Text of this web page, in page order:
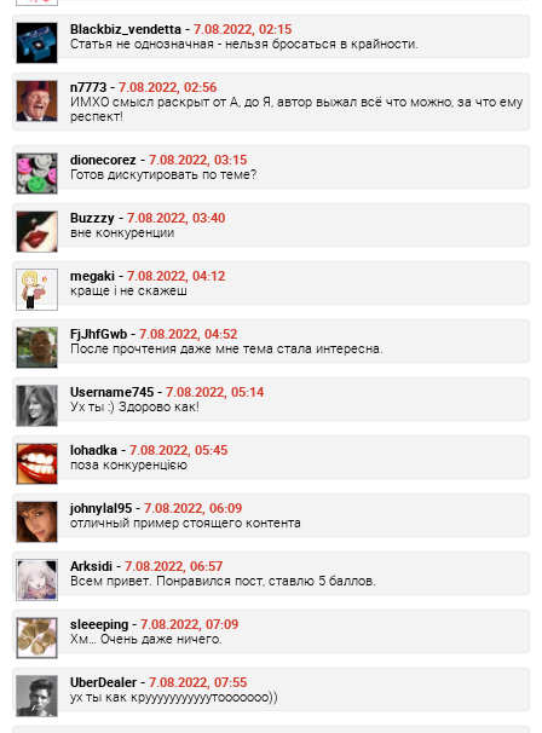
Blackbiz_vendetta - 7.08.2022, 02:15
Статья не однозначная - нельзя бросаться в крайности.
n7773 - 7.08.2022, 02:56
ИМХО смысл раскрыт от А, до Я, автор выжал всё что можно, за что ему
респект!
dionecorez - 7.08.2022, 03:15
Готов дискутировать по теме?
Buzzzy - 7.08.2022, 03:40
вне конкуренции
megaki - 7.08.2022, 04:12
краще і не скажеш
FjJhfGwb - 7.08.2022, 04:52
После прочтения даже мне тема стала интересна.
Username745 - 7.08.2022, 05:14
Ух ты :) Здорово как!
lohadka - 7.08.2022, 05:45
поза конкуренцією
johnylal95 - 7.08.2022, 06:09
отличный пример стоящего контента
Arksidi - 7.08.2022, 06:57
Всем привет. Понравился пост, ставлю 5 баллов.
sleeeping - 7.08.2022, 07:09
Хм… Очень даже ничего.
UberDealer - 7.08.2022, 07:55
ух ты как крууууууууууутооооооо))